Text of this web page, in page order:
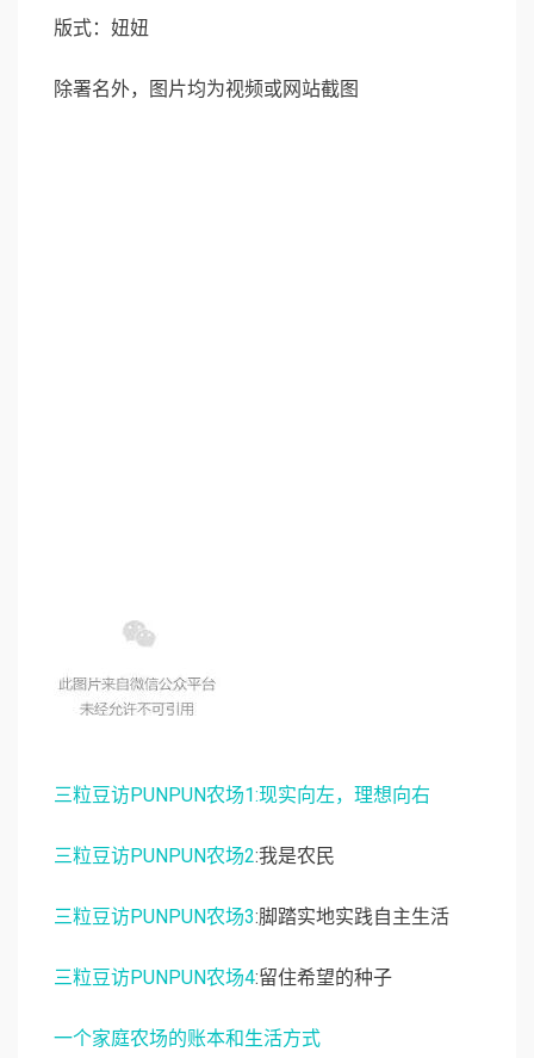
版式：妞妞
除署名外，图片均为视频或网站截图
三粒豆访PUNPUN农场1:现实向左，理想向右
三粒豆访PUNPUN农场2:我是农民
三粒豆访PUNPUN农场3:脚踏实地实践自主生活
三粒豆访PUNPUN农场4:留住希望的种子
一个家庭农场的账本和生活方式